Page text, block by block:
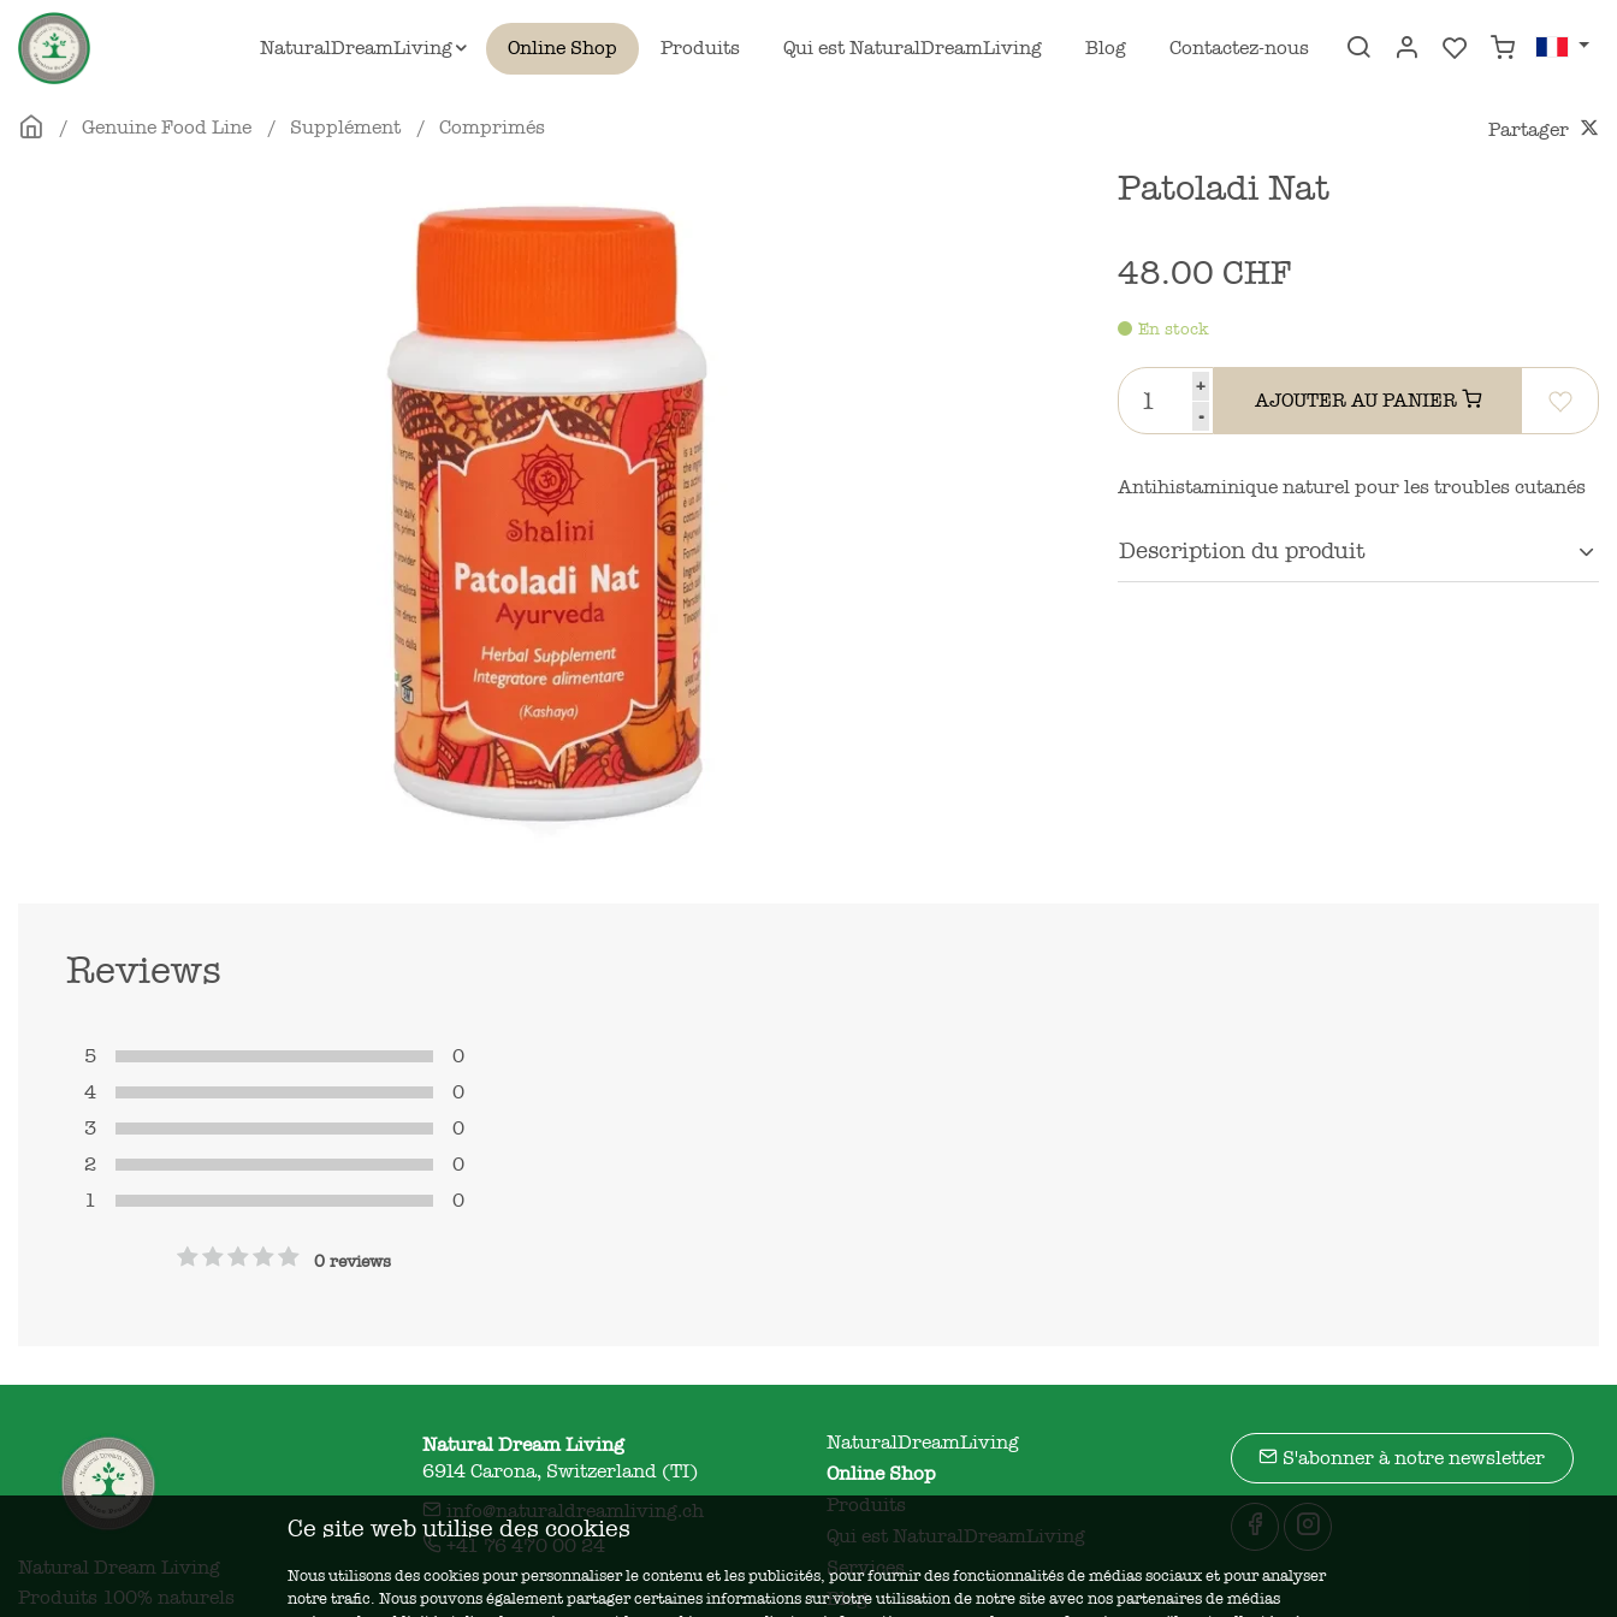
Skip to main content
NaturalDreamLiving
Online Shop Produits Qui est NaturalDreamLiving Blog Contactez-nous
Partager
Genuine Food Line Supplément Comprimés
Patoladi Nat
48.00 CHF
En stock
+
-
AJOUTER AU PANIER
Antihistaminique naturel pour les troubles cutanés
Description du produit
Reviews
5
0
4
0
3
0
2
0
1
0
0 reviews
Natural Dream Living
Produits 100% naturels
Natural Dream Living
6914 Carona, Switzerland (TI)
info@naturaldreamliving.ch
+41 76 470 00 24
NaturalDreamLiving
Online Shop
Produits
Qui est NaturalDreamLiving
Services
Blog
S'abonner à notre newsletter
Ce site web utilise des cookies
Nous utilisons des cookies pour personnaliser le contenu et les publicités, pour fournir des fonctionnalités de médias sociaux et pour analyser
notre trafic. Nous pouvons également partager certaines informations sur votre utilisation de notre site avec nos partenaires de médias